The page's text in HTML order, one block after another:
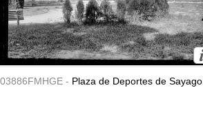
03886FMHGE - Plaza de Deportes de Sayago.